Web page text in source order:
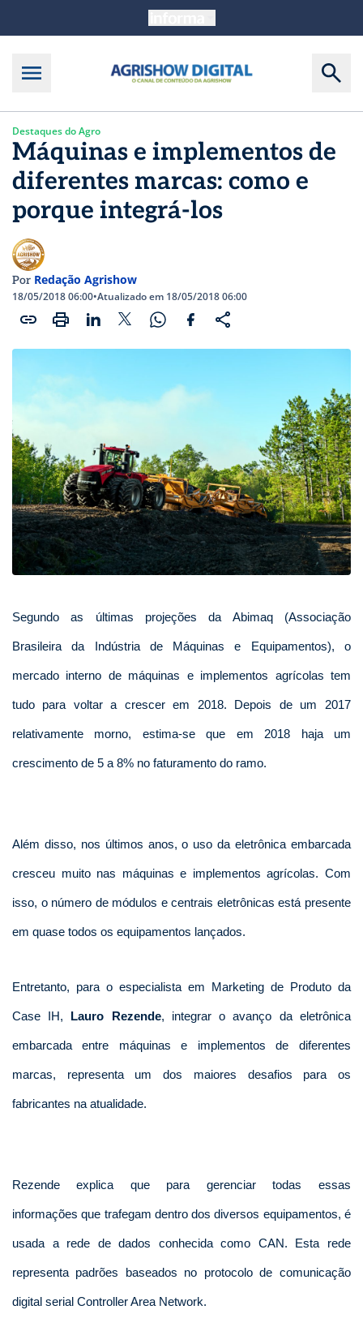
Destaques do Agro
Máquinas e implementos de
diferentes marcas: como e
porque integrá-los
Por Redação Agrishow
18/05/2018 06:00•Atualizado em 18/05/2018 06:00
Segundo as últimas projeções da Abimaq (Associação
Brasileira da Indústria de Máquinas e Equipamentos), o
mercado interno de máquinas e implementos agrícolas tem
tudo para voltar a crescer em 2018. Depois de um 2017
relativamente morno, estima-se que em 2018 haja um
crescimento de 5 a 8% no faturamento do ramo.
Além disso, nos últimos anos, o uso da eletrônica embarcada
cresceu muito nas máquinas e implementos agrícolas. Com
isso, o número de módulos e centrais eletrônicas está presente
em quase todos os equipamentos lançados.
Entretanto, para o especialista em Marketing de Produto da
Case IH, Lauro Rezende, integrar o avanço da eletrônica
embarcada entre máquinas e implementos de diferentes
marcas, representa um dos maiores desafios para os
fabricantes na atualidade.
Rezende explica que para gerenciar todas essas
informações que trafegam dentro dos diversos equipamentos, é
usada a rede de dados conhecida como CAN. Esta rede
representa padrões baseados no protocolo de comunicação
digital serial Controller Area Network.